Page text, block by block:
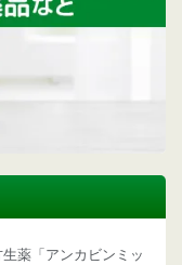
薬「アンカビンミッ